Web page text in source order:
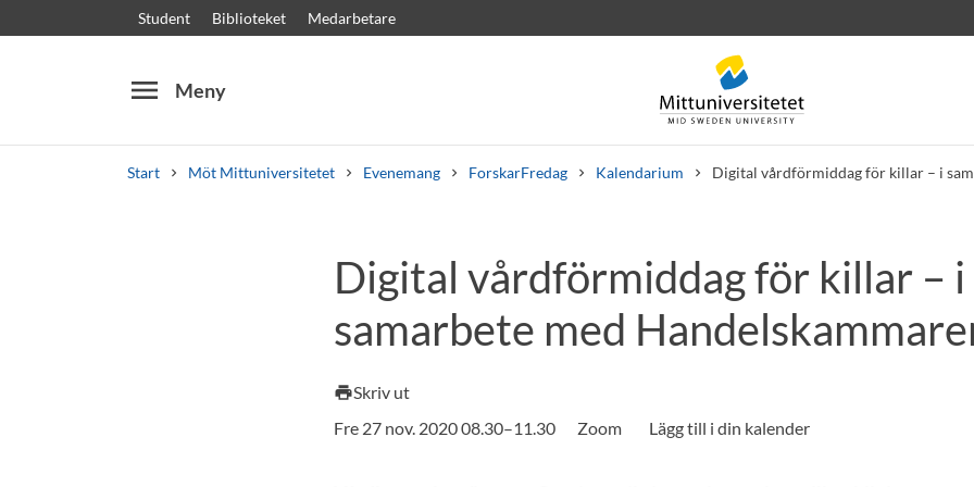
Student Biblioteket Medarbetare
menu Meny
Start Möt Mittuniversitetet Evenemang ForskarFredag Kalendarium Digital vårdförmiddag för killar – i
KursplanerVälkomstbrev Personal Lediga jobb
Digital vårdförmiddag för killar – i
samarbete med
printSkriv ut
Fre 27 nov. 2020 08.30–11.30
Zoom